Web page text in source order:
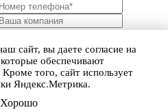
сайт, вы даете согласие на
обеспечивают
того, сайт использует
Яндекс.Метрика.
Хорошо
Прикрепить файл
условия пользовательского
обработку персональных